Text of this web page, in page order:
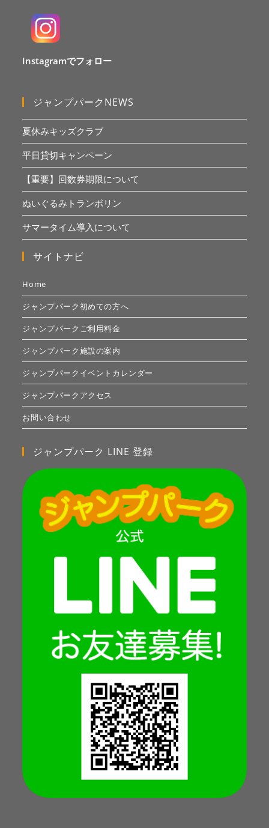
Instagramでフォロー
ジャンプパークNEWS
夏休みキッズクラブ
平日貸切キャンペーン
【重要】回数券期限について
ぬいぐるみトランポリン
サマータイム導入について
サイトナビ
Home
ジャンプパーク初めての方へ
ジャンプパークご利用料金
ジャンプパーク施設の案内
ジャンプパークイベントカレンダー
ジャンプパークアクセス
お問い合わせ
ジャンプパーク LINE 登録